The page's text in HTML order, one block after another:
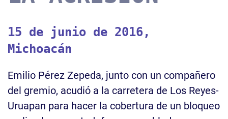
15 de junio de 2016,
Michoacán
Emilio Pérez Zepeda, junto con un compañero
del gremio, acudió a la carretera de Los Reyes-
Uruapan para hacer la cobertura de un bloqueo